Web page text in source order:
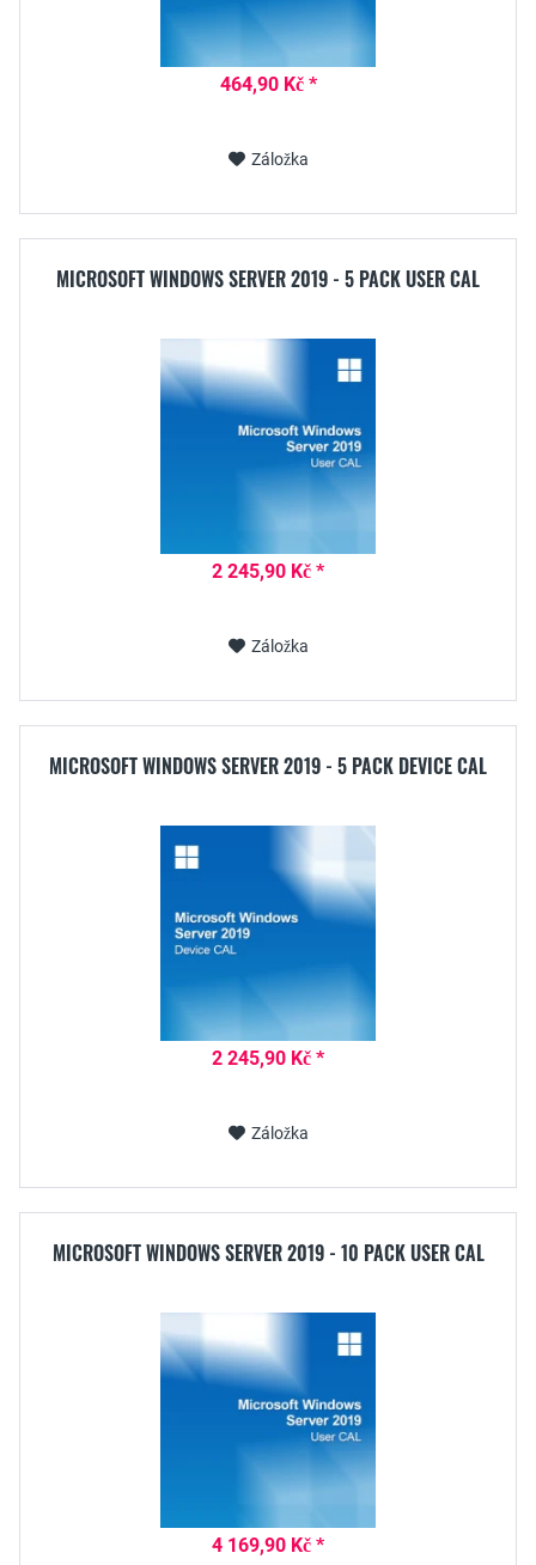
464,90 Kč *
Záložka
MICROSOFT WINDOWS SERVER 2019 - 5 PACK USER CAL
2 245,90 Kč *
Záložka
MICROSOFT WINDOWS SERVER 2019 - 5 PACK DEVICE CAL
2 245,90 Kč *
Záložka
MICROSOFT WINDOWS SERVER 2019 - 10 PACK USER CAL
4 169,90 Kč *